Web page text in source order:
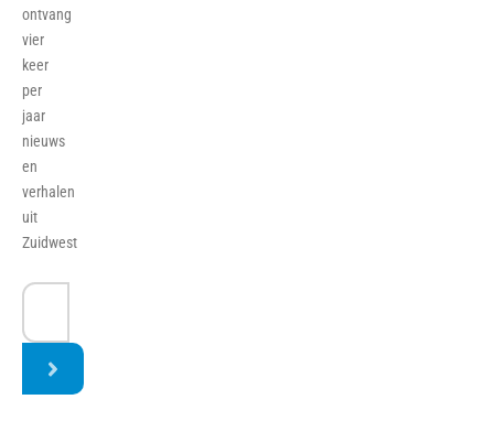
ontvang
vier
keer
per
jaar
nieuws
en
verhalen
uit
Zuidwest